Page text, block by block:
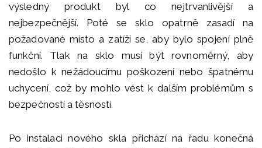
výsledný produkt byl co nejtrvanlivější a
nejbezpečnější. Poté se sklo opatrně zasadí na
požadované místo a zatíží se, aby bylo spojení plně
funkční. Tlak na sklo musí být rovnoměrný, aby
nedošlo k nežádoucímu poškození nebo špatnému
uchycení, což by mohlo vést k dalším problémům s
bezpečností a těsností.
Po instalaci nového skla přichází na řadu konečná